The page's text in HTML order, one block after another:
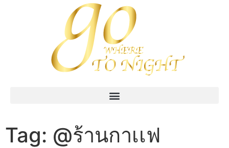
Tag: @ร้านกาเเฟ